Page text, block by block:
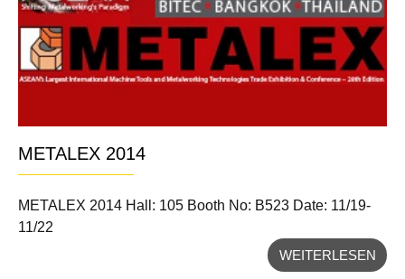
METALEX 2014
METALEX 2014 Hall: 105 Booth No: B523 Date: 11/19-
11/22
WEITERLESEN